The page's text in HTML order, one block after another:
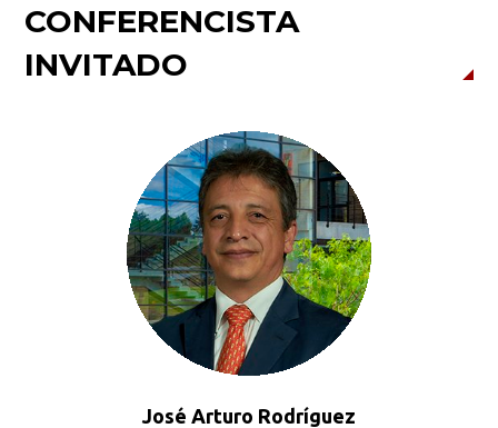
CONFERENCISTA
INVITADO
José Arturo Rodríguez